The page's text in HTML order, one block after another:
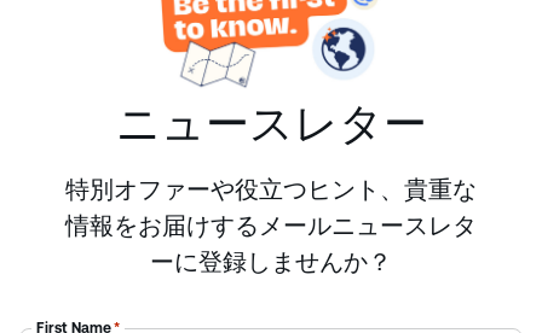
ニュースレター
特別オファーや役立つヒント、貴重な
情報をお届けするメールニュースレタ
ーに登録しませんか？
First Name*